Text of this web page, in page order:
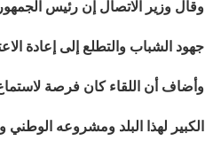
وقال وزير الاتصال إن رئيس
جهود الشباب والتطلع إلى إعادة
وأضاف أن اللقاء كان فرصة
الكبير لهذا البلد ومشروعه الوطني